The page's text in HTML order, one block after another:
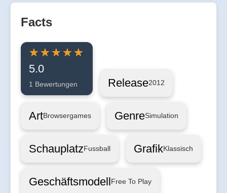
Facts
5.0
1 Bewertungen Release2012
ArtBrowsergames GenreSimulation
SchauplatzFussball GrafikKlassisch
GeschäftsmodellFree To Play